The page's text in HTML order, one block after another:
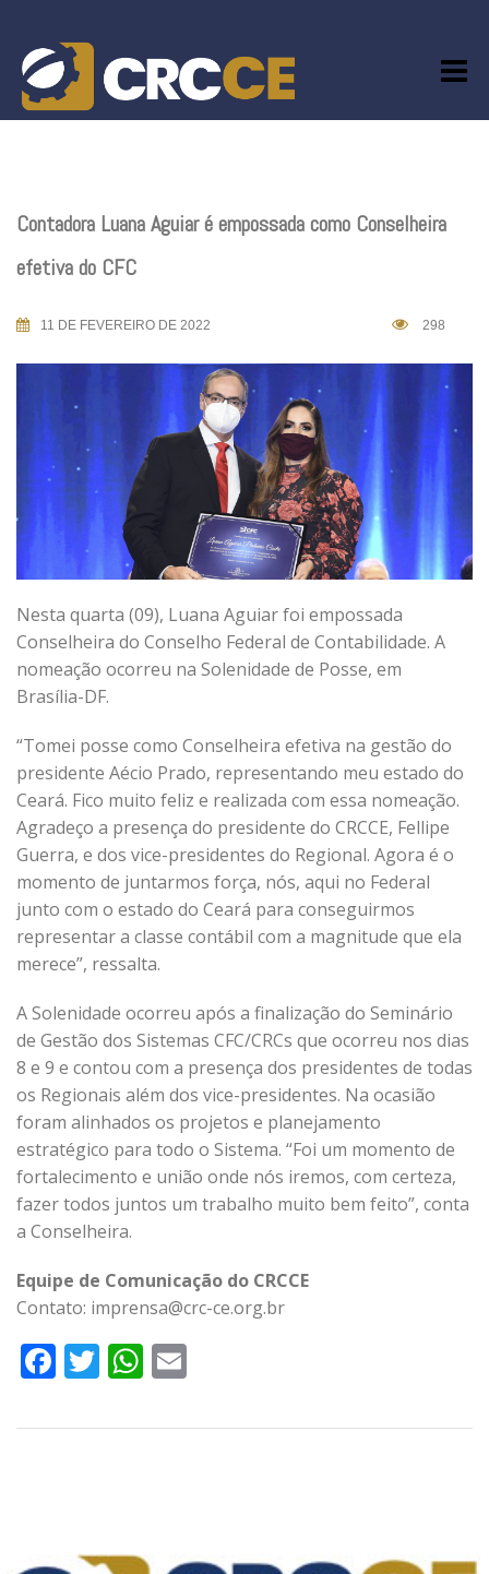
content
Contadora Luana Aguiar é empossada como Conselheira
efetiva do CFC
11 DE FEVEREIRO DE 2022 298
Nesta quarta (09), Luana Aguiar foi empossada
Conselheira do Conselho Federal de Contabilidade. A
nomeação ocorreu na Solenidade de Posse, em
Brasília-DF.
“Tomei posse como Conselheira efetiva na gestão do
presidente Aécio Prado, representando meu estado do
Ceará. Fico muito feliz e realizada com essa nomeação.
Agradeço a presença do presidente do CRCCE, Fellipe
Guerra, e dos vice-presidentes do Regional. Agora é o
momento de juntarmos força, nós, aqui no Federal
junto com o estado do Ceará para conseguirmos
representar a classe contábil com a magnitude que ela
merece”, ressalta.
A Solenidade ocorreu após a finalização do Seminário
de Gestão dos Sistemas CFC/CRCs que ocorreu nos dias
8 e 9 e contou com a presença dos presidentes de todas
os Regionais além dos vice-presidentes. Na ocasião
foram alinhados os projetos e planejamento
estratégico para todo o Sistema. “Foi um momento de
fortalecimento e união onde nós iremos, com certeza,
fazer todos juntos um trabalho muito bem feito”, conta
a Conselheira.
Equipe de Comunicação do CRCCE
Contato: imprensa@crc-ce.org.br
Facebook
TwitterWhatsApp